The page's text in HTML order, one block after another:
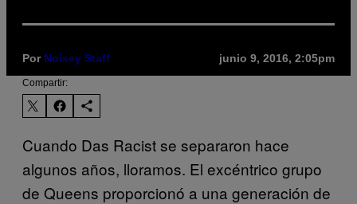
Por Noisey Staff junio 9, 2016, 2:05pm
Compartir:
Cuando Das Racist se separaron hace
algunos años, lloramos. El excéntrico grupo
de Queens proporcionó a una generación de